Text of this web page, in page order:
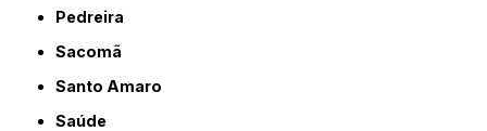
Pedreira
Sacomã
Santo Amaro
Saúde